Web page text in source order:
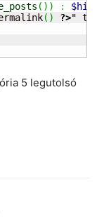
( ) ) :
$hirek
( ) ?>"
5 legutolsó